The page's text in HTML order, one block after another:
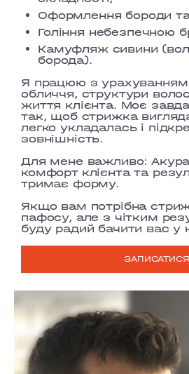
Оформлення бороди та
Гоління небезпечною
Камуфляж сивини
борода).
Я працюю з
обличчя, структури
життя клієнта. Моє
так, щоб стрижка
легко укладалась і
зовнішність.
Для мене важливо:
комфорт клієнта та
тримає форму.
Якщо вам потрібна
пафосу, але з чітким
буду радий бачити вас у
ЗАПИСАТИСЯ